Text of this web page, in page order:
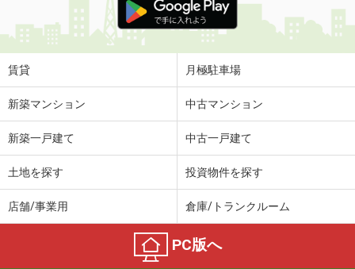
賃貸 月極駐車場
新築マンション 中古マンション
新築一戸建て 中古一戸建て
土地を探す 投資物件を探す
店舗/事業用 倉庫/トランクルーム
PC版へ